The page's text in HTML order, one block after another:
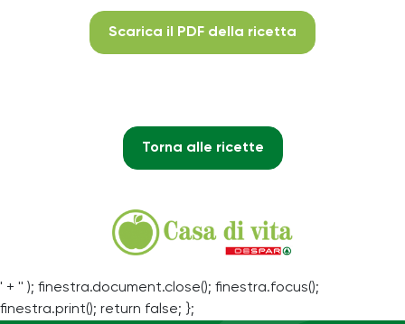
Scarica il PDF della ricetta
Torna alle ricette
' + '' ); finestra.document.close(); finestra.focus();
finestra.print(); return false; };